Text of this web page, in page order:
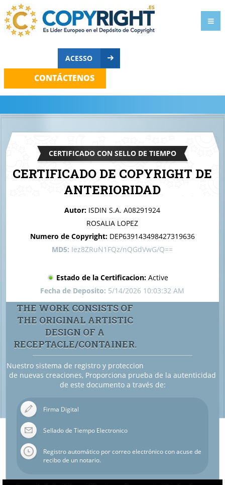
ACESSO
CONTÁCTENOS
CERTIFICADO CON SELLO DE TIEMPO
CERTIFICADO DE COPYRIGHT DE
ANTERIORIDAD
isdindeo nature
Autor: ISDIN S.A. A08291924
ROSALIA LOPEZ
Numero de Copyright: DEP639143498427319636
MD5: Iez8ZRuN1FQz/nQGdVwG/Q==
Estado de la Certificacion: Active
Fecha de Deposito: 5/14/2026 10:03:32 AM
THE WORK CONSISTS OF
THE ORIGINAL ARTISTIC
DESIGN OF A
RECEPTACLE/CONTAINER.
Nuestro sistema de registro y proteccion
de nuevas creaciones, Proporciona prueba de la autenticidad
de este documento a través de:
Firma Digital
Sellado de Tiempo Electronico
Registro automático por correo electrónico con acuse de
recibo de un notario.